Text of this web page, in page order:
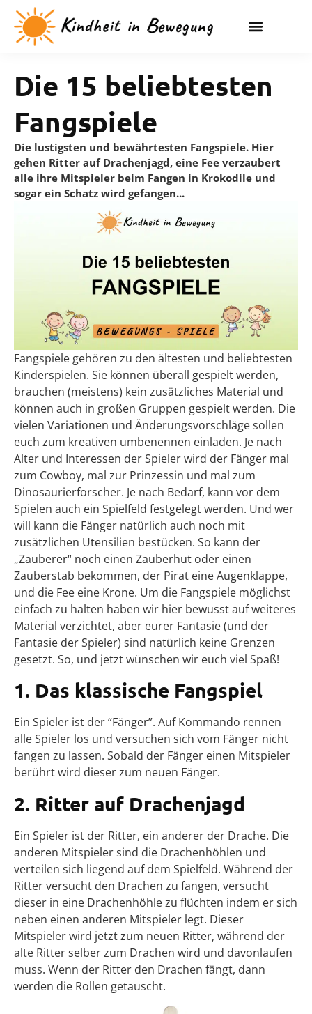
Die 15 beliebtesten
Fangspiele
Die lustigsten und bewährtesten Fangspiele. Hier
gehen Ritter auf Drachenjagd, eine Fee verzaubert
alle ihre Mitspieler beim Fangen in Krokodile und
sogar ein Schatz wird gefangen...
Fangspiele gehören zu den ältesten und beliebtesten
Kinderspielen. Sie können überall gespielt werden,
brauchen (meistens) kein zusätzliches Material und
können auch in großen Gruppen gespielt werden. Die
vielen Variationen und Änderungsvorschläge sollen
euch zum kreativen umbenennen einladen. Je nach
Alter und Interessen der Spieler wird der Fänger mal
zum Cowboy, mal zur Prinzessin und mal zum
Dinosaurierforscher. Je nach Bedarf, kann vor dem
Spielen auch ein Spielfeld festgelegt werden. Und wer
will kann die Fänger natürlich auch noch mit
zusätzlichen Utensilien bestücken. So kann der
„Zauberer“ noch einen Zauberhut oder einen
Zauberstab bekommen, der Pirat eine Augenklappe,
und die Fee eine Krone. Um die Fangspiele möglichst
einfach zu halten haben wir hier bewusst auf weiteres
Material verzichtet, aber eurer Fantasie (und der
Fantasie der Spieler) sind natürlich keine Grenzen
gesetzt. So, und jetzt wünschen wir euch viel Spaß!
1. Das klassische Fangspiel
Ein Spieler ist der “Fänger”. Auf Kommando rennen
alle Spieler los und versuchen sich vom Fänger nicht
fangen zu lassen. Sobald der Fänger einen Mitspieler
berührt wird dieser zum neuen Fänger.
2. Ritter auf Drachenjagd
Ein Spieler ist der Ritter, ein anderer der Drache. Die
anderen Mitspieler sind die Drachenhöhlen und
verteilen sich liegend auf dem Spielfeld. Während der
Ritter versucht den Drachen zu fangen, versucht
dieser in eine Drachenhöhle zu flüchten indem er sich
neben einen anderen Mitspieler legt. Dieser
Mitspieler wird jetzt zum neuen Ritter, während der
alte Ritter selber zum Drachen wird und davonlaufen
muss. Wenn der Ritter den Drachen fängt, dann
werden die Rollen getauscht.